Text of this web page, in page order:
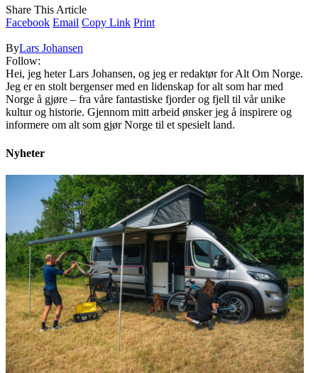
Share This Article
Facebook Email Copy Link Print
ByLars Johansen
Follow:
Hei, jeg heter Lars Johansen, og jeg er redaktør for Alt Om Norge.
Jeg er en stolt bergenser med en lidenskap for alt som har med
Norge å gjøre – fra våre fantastiske fjorder og fjell til vår unike
kultur og historie. Gjennom mitt arbeid ønsker jeg å inspirere og
informere om alt som gjør Norge til et spesielt land.
Nyheter